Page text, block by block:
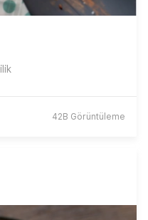
42B Görüntüleme